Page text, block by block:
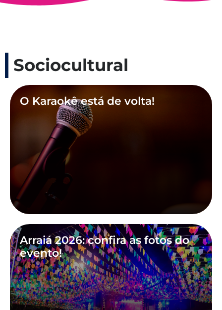
Sociocultural
O Karaokê está de volta!
Arraiá 2026: confira as fotos do
evento!